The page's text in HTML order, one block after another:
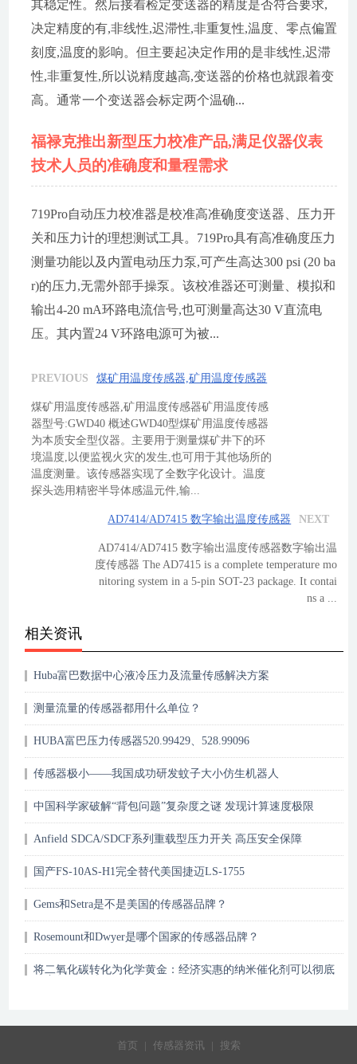
其稳定性。然后接着检定变送器的精度是否符合要求,
决定精度的有,非线性,迟滞性,非重复性,温度、零点偏置
刻度,温度的影响。但主要起决定作用的是非线性,迟滞
性,非重复性,所以说精度越高,变送器的价格也就跟着变
高。通常一个变送器会标定两个温确...
福禄克推出新型压力校准产品,满足仪器仪表
技术人员的准确度和量程需求
719Pro自动压力校准器是校准高准确度变送器、压力开
关和压力计的理想测试工具。719Pro具有高准确度压力
测量功能以及内置电动压力泵,可产生高达300 psi (20 ba
r)的压力,无需外部手操泵。该校准器还可测量、模拟和
输出4-20 mA环路电流信号,也可测量高达30 V直流电
压。其内置24 V环路电源可为被...
PREVIOUS 煤矿用温度传感器,矿用温度传感器
煤矿用温度传感器,矿用温度传感器矿用温度传感
器型号:GWD40 概述GWD40型煤矿用温度传感器
为本质安全型仪器。主要用于测量煤矿井下的环
境温度,以便监视火灾的发生,也可用于其他场所的
温度测量。该传感器实现了全数字化设计。温度
探头选用精密半导体感温元件,输...
AD7414/AD7415 数字输出温度传感器 NEXT
AD7414/AD7415 数字输出温度传感器数字输出温
度传感器 The AD7415 is a complete temperature mo
nitoring system in a 5-pin SOT-23 package. It contai
ns a ...
相关资讯
Huba富巴数据中心液冷压力及流量传感解决方案
测量流量的传感器都用什么单位？
HUBA富巴压力传感器520.99429、528.99096
传感器极小——我国成功研发蚊子大小仿生机器人
中国科学家破解“背包问题”复杂度之谜 发现计算速度极限
Anfield SDCA/SDCF系列重载型压力开关 高压安全保障
国产FS-10AS-H1完全替代美国捷迈LS-1755
Gems和Setra是不是美国的传感器品牌？
Rosemount和Dwyer是哪个国家的传感器品牌？
将二氧化碳转化为化学黄金：经济实惠的纳米催化剂可以彻底
首页 | 传感器资讯 | 搜索